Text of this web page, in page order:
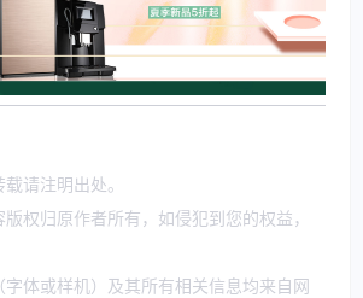
请注明出处。
权归原作者所有，如侵犯到您的权益，
体或样机）及其所有相关信息均来自网